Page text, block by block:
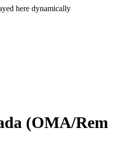
here dynamically
(OMA/Rem